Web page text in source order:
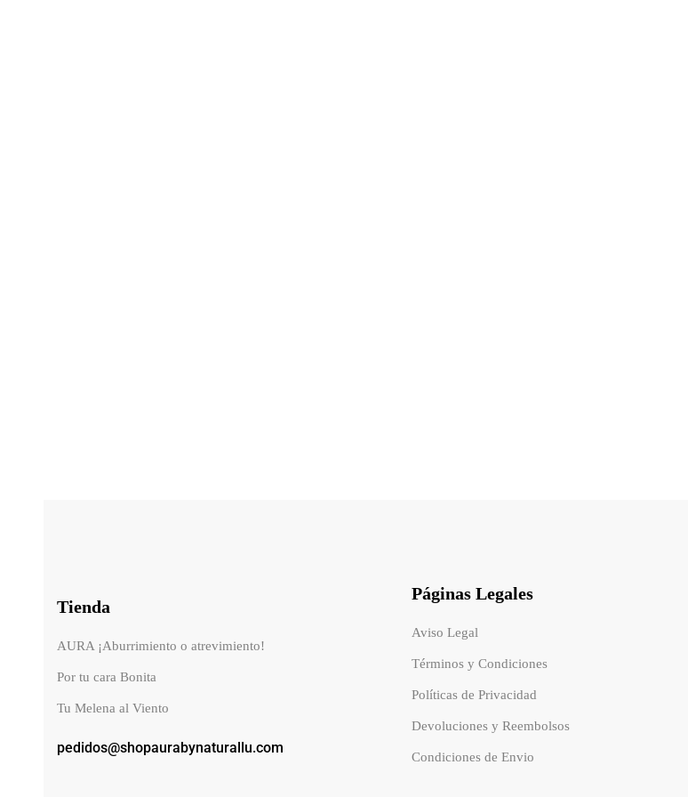
Tienda
AURA ¡Aburrimiento o atrevimiento!
Por tu cara Bonita
Tu Melena al Viento
pedidos@shopaurabynaturallu.com
Páginas Legales
Aviso Legal
Términos y Condiciones
Políticas de Privacidad
Devoluciones y Reembolsos
Condiciones de Envio